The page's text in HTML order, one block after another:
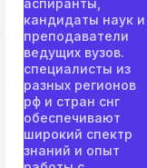
аспиранты,
кандидаты наук и
преподаватели
ведущих вузов.
специалисты из
разных регионов
рф и стран снг
обеспечивают
широкий спектр
знаний и опыт